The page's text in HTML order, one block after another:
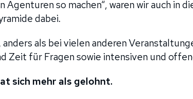
Agenturen so machen“, waren wir auch in
dabei.
als bei vielen anderen
Zeit für Fragen sowie intensiven und
sich mehr als gelohnt.